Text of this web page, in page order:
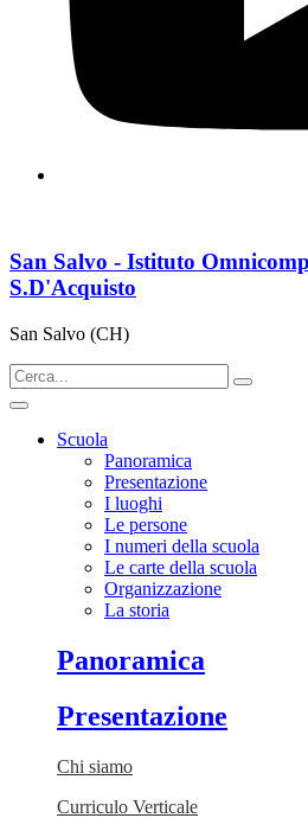
San Salvo - Istituto
S.D'Acquisto
San Salvo (CH)
Scuola
Panoramica
Presentazione
I luoghi
Le persone
I numeri della scuola
Le carte della scuola
Organizzazione
La storia
Panoramica
Presentazione
Chi siamo
Curriculo Verticale